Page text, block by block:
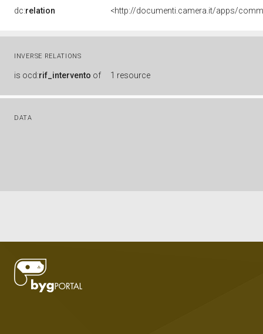
dc:relation
INVERSE RELATIONS
is ocd:rif_intervento of 1 resource
DATA